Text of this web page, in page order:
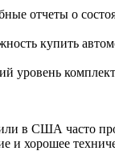
отчеты о
купить
уровень
в США часто
и хорошее